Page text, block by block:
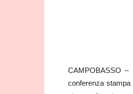
CAMPOBASSO –
conferenza stampa